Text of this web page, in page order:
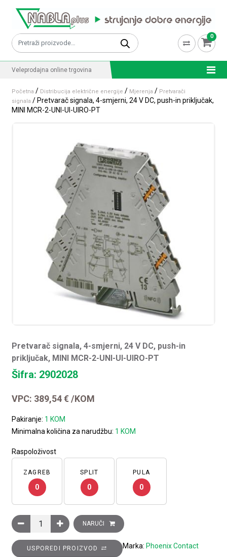
Pretraži: 0
Veleprodajna online trgovina
Početna / Distribucija električne energije / Mjerenja / Pretvarači
signala / Pretvarač signala, 4-smjerni, 24 V DC, push-in priključak,
MINI MCR-2-UNI-UI-UIRO-PT
Pretvarač signala, 4-smjerni, 24 V DC, push-in
priključak, MINI MCR-2-UNI-UI-UIRO-PT
Šifra: 2902028
VPC: 389,54€ /KOM
Pakiranje: 1 KOM
Minimalna količina za narudžbu: 1 KOM
Raspoloživost
ZAGREB
0
SPLIT
0
PULA
0
Pretvarač signala, 4-smjerni, 24 V DC, push-in priključak, MINI
NARUČI
USPOREDI PROIZVOD Marka: Phoenix Contact